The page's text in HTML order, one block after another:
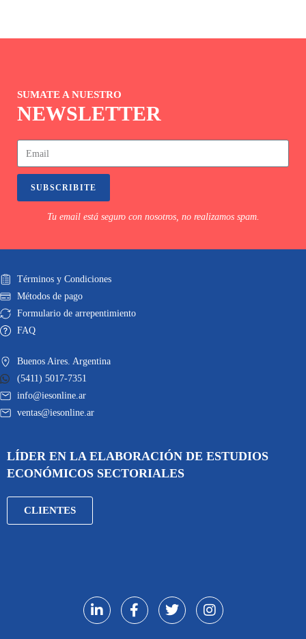
SUMATE A NUESTRO
NEWSLETTER
SUBSCRIBITE
Tu email está seguro con nosotros, no realizamos spam.
Términos y Condiciones
Métodos de pago
Formulario de arrepentimiento
FAQ
Buenos Aires. Argentina
(5411) 5017-7351
info@iesonline.ar
ventas@iesonline.ar
LÍDER EN LA ELABORACIÓN DE ESTUDIOS
ECONÓMICOS SECTORIALES
CLIENTES